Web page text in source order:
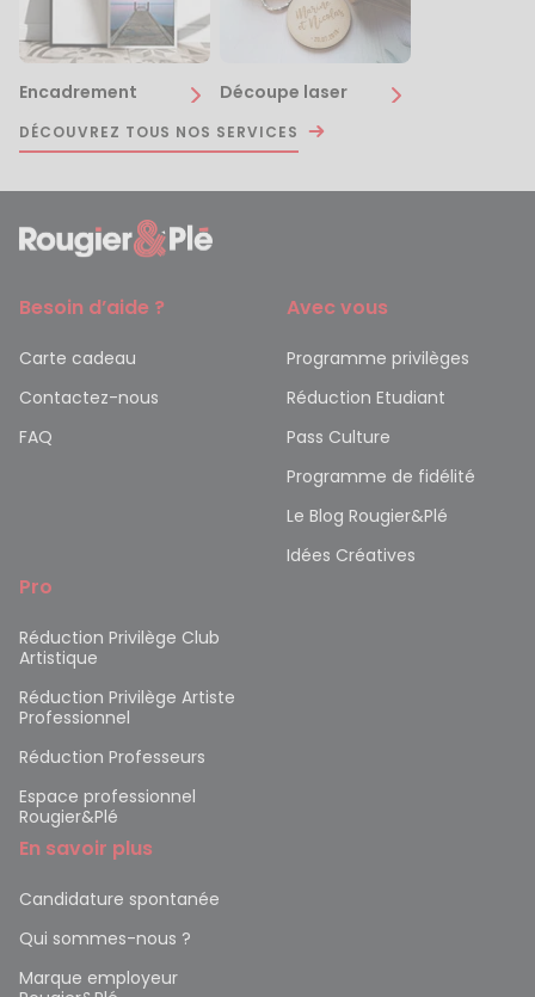
Encadrement Découpe laser
DÉCOUVREZ TOUS NOS SERVICES
Besoin d’aide ?
Carte cadeau
Contactez-nous
FAQ
Avec vous
Programme privilèges
Réduction Etudiant
Pass Culture
Programme de fidélité
Le Blog Rougier&Plé
Idées Créatives
Pro
Réduction Privilège Club
Artistique
Réduction Privilège Artiste
Professionnel
Réduction Professeurs
Espace professionnel
Rougier&Plé
En savoir plus
Candidature spontanée
Qui sommes-nous ?
Marque employeur